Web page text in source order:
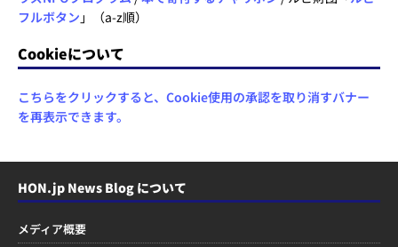
フルボタン 」（a-z順）
Cookieについて
こちらをクリックすると、Cookie使用の承認を取り消すバナー
を再表示できます。
HON.jp News Blog について
メディア概要